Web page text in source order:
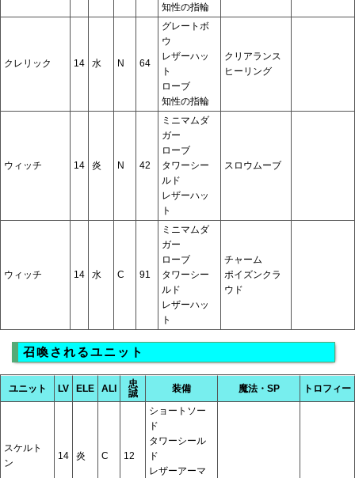
知性の指輪
クレリック 14 水 N 64
グレートボ
ウ
レザーハッ
ト
ローブ
知性の指輪
クリアランス
ヒーリング
ウィッチ 14 炎 N 42
ミニマムダ
ガー
ローブ
タワーシー
ルド
レザーハッ
ト
スロウムーブ
ウィッチ 14 水 C 91
ミニマムダ
ガー
ローブ
タワーシー
ルド
レザーハッ
ト
チャーム
ポイズンクラ
ウド
召喚されるユニット
ユニット LV ELE ALI
忠
誠
装備 魔法・SP トロフィー
スケルト
ン
14 炎 C 12
ショートソー
ド
タワーシール
ド
レザーアーマ